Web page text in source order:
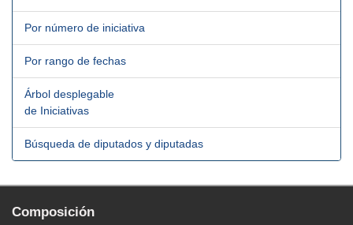
Por número de iniciativa
Por rango de fechas
Árbol desplegable
de Iniciativas
Búsqueda de diputados y diputadas
Composición